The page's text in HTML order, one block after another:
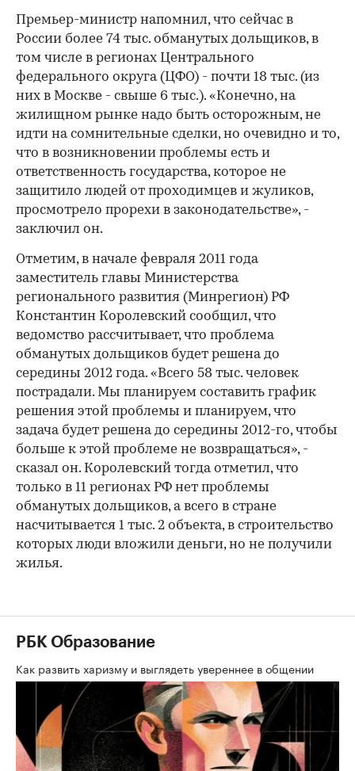
Премьер-министр напомнил, что сейчас в
России более 74 тыс. обманутых дольщиков, в
том числе в регионах Центрального
федерального округа (ЦФО) - почти 18 тыс. (из
них в Москве - свыше 6 тыс.). «Конечно, на
жилищном рынке надо быть осторожным, не
идти на сомнительные сделки, но очевидно и то,
что в возникновении проблемы есть и
ответственность государства, которое не
защитило людей от проходимцев и жуликов,
просмотрело прорехи в законодательстве», -
заключил он.
Отметим, в начале февраля 2011 года
заместитель главы Министерства
регионального развития (Минрегион) РФ
Константин Королевский сообщил, что
ведомство рассчитывает, что проблема
обманутых дольщиков будет решена до
середины 2012 года. «Всего 58 тыс. человек
пострадали. Мы планируем составить график
решения этой проблемы и планируем, что
задача будет решена до середины 2012-го, чтобы
больше к этой проблеме не возвращаться», -
сказал он. Королевский тогда отметил, что
только в 11 регионах РФ нет проблемы
обманутых дольщиков, а всего в стране
насчитывается 1 тыс. 2 объекта, в строительство
которых люди вложили деньги, но не получили
жилья.
РБК Образование
Как развить харизму и выглядеть увереннее в общении